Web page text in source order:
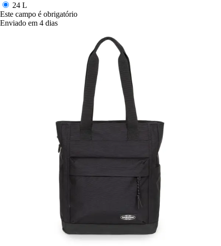
24 L
Este campo é obrigatório
Enviado em 4 dias